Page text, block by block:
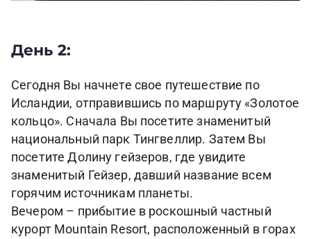
День 2:
Сегодня Вы начнете свое путешествие по
Исландии, отправившись по маршруту «Золотое
кольцо». Сначала Вы посетите знаменитый
национальный парк Тингвеллир. Затем Вы
посетите Долину гейзеров, где увидите
знаменитый Гейзер, давший название всем
горячим источникам планеты.
Вечером – прибытие в роскошный частный
курорт Mountain Resort, расположенный в горах